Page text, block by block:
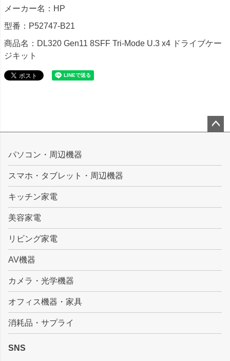
メーカー名：HP
型番：P52747-B21
商品名：DL320 Gen11 8SFF Tri-Mode U.3 x4 ドライブケー
ジキット
ップ
パソコン・周辺機器
スマホ・タブレット・周辺機器
キッチン家電
美容家電
リビング家電
AV機器
カメラ・光学機器
オフィス機器・家具
消耗品・サプライ
SNS